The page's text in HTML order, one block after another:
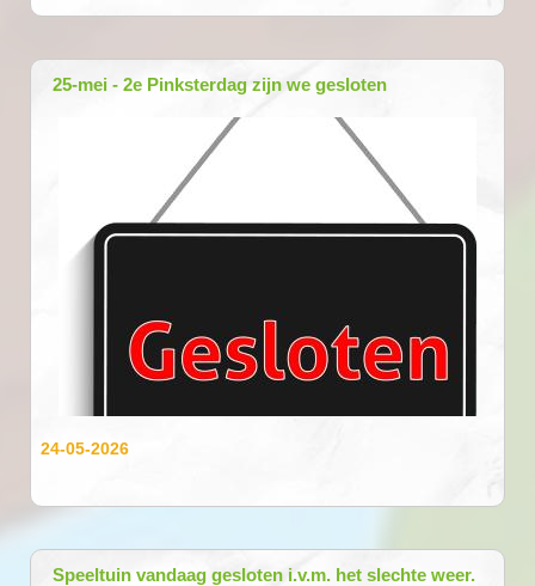
25-mei - 2e Pinksterdag zijn we gesloten
24-05-2026
Speeltuin vandaag gesloten i.v.m. het slechte weer.